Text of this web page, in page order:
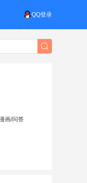
QQ登录
画/问答